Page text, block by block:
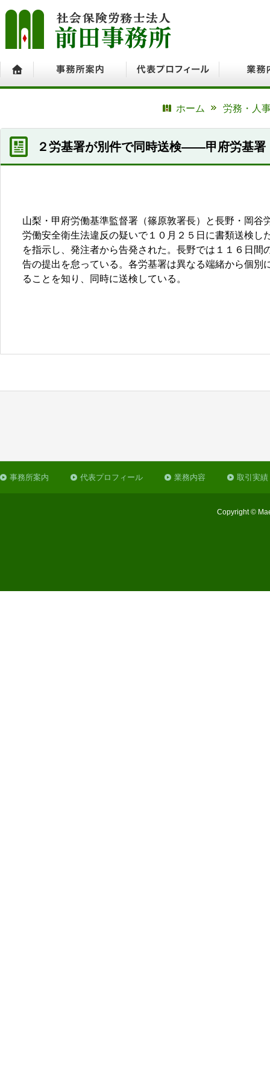
ホーム
労務・人
２労基署が別件で同時送検――甲府労基署
山梨・甲府労働基準監督署（篠原敦署長）と長野・岡
労働安全衛生法違反の疑いで１０月２５日に書類送検
を指示し、発注者から告発された。長野では１１６日
告の提出を怠っている。各労基署は異なる端緒から個
ることを知り、同時に送検している。
事務所案内 代表プロフィール 業務内容 取引実績
Copyright ©